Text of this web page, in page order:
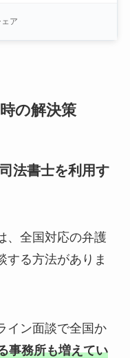
ア
の解決策
法書士を利用す
、全国対応の弁護
する方法がありま
イン面談で全国か
事務所も増えてい